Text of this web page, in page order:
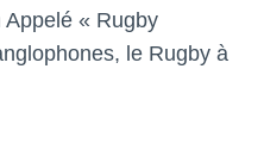
« Rugby
le Rugby à